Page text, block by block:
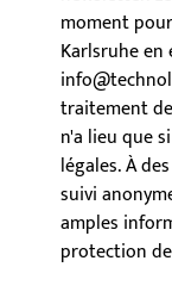
moment
Karlsruhe en
traitement
n'a lieu que
légales. À
suivi
amples
protection